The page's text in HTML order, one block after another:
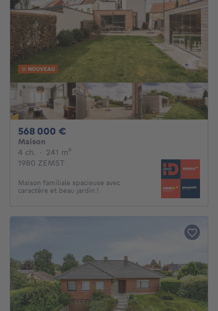
NOUVEAU
568 000 €
Maison
4 ch. 4 chambres
· 241 m²
1980 ZEMST
Maison familiale spacieuse avec
caractère et beau jardin !